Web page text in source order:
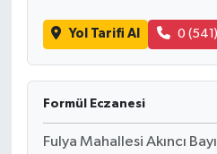
Yol Tarifi Al 0
Formül Eczanesi
Fulya Mahallesi Akıncı